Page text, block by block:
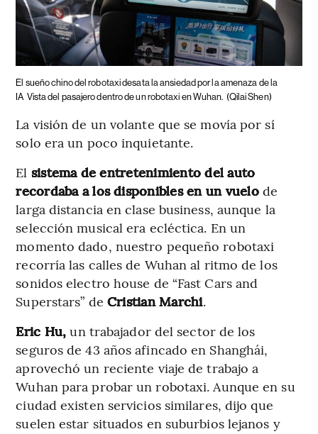
El sueño chino del robotaxi desata la ansiedad por la amenaza de la
IA Vista del pasajero dentro de un robotaxi en Wuhan. (Qilai Shen)
La visión de un volante que se movía por sí
solo era un poco inquietante.
El sistema de entretenimiento del auto
recordaba a los disponibles en un vuelode
larga distancia en clase business, aunque la
selección musical era ecléctica. En un
momento dado, nuestro pequeño robotaxi
recorría las calles de Wuhan al ritmo de los
sonidos electro house de “Fast Cars and
Superstars” de Cristian Marchi.
Eric Hu, un trabajador del sector de los
seguros de 43 años afincado en Shanghái,
aprovechó un reciente viaje de trabajo a
Wuhan para probar un robotaxi. Aunque en su
ciudad existen servicios similares, dijo que
suelen estar situados en suburbios lejanos y